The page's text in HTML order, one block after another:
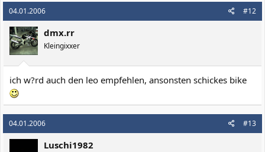
04.01.2006 #12
dmx.rr
Kleingixxer
ich w?rd auch den leo empfehlen, ansonsten schickes bike
04.01.2006 #13
Luschi1982